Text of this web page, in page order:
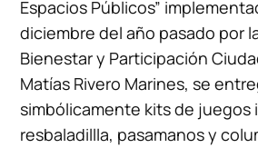
Espacios Públicos”
diciembre del año pasado por
Bienestar y Participación
Matías Rivero Marines, se
simbólicamente kits de juegos
resbaladillla, pasamanos y